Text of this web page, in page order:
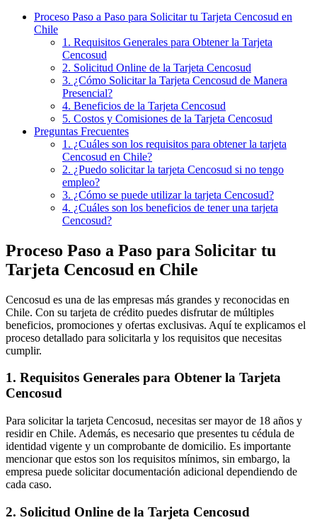
Proceso Paso a Paso para Solicitar tu Tarjeta Cencosud en
Chile
1. Requisitos Generales para Obtener la Tarjeta
Cencosud
2. Solicitud Online de la Tarjeta Cencosud
3. ¿Cómo Solicitar la Tarjeta Cencosud de Manera
Presencial?
4. Beneficios de la Tarjeta Cencosud
5. Costos y Comisiones de la Tarjeta Cencosud
Preguntas Frecuentes
1. ¿Cuáles son los requisitos para obtener la tarjeta
Cencosud en Chile?
2. ¿Puedo solicitar la tarjeta Cencosud si no tengo
empleo?
3. ¿Cómo se puede utilizar la tarjeta Cencosud?
4. ¿Cuáles son los beneficios de tener una tarjeta
Cencosud?
Proceso Paso a Paso para Solicitar tu
Tarjeta Cencosud en Chile
Cencosud es una de las empresas más grandes y reconocidas en
Chile. Con su tarjeta de crédito puedes disfrutar de múltiples
beneficios, promociones y ofertas exclusivas. Aquí te explicamos el
proceso detallado para solicitarla y los requisitos que necesitas
cumplir.
1. Requisitos Generales para Obtener la Tarjeta
Cencosud
Para solicitar la tarjeta Cencosud, necesitas ser mayor de 18 años y
residir en Chile. Además, es necesario que presentes tu cédula de
identidad vigente y un comprobante de domicilio. Es importante
mencionar que estos son los requisitos mínimos, sin embargo, la
empresa puede solicitar documentación adicional dependiendo de
cada caso.
2. Solicitud Online de la Tarjeta Cencosud